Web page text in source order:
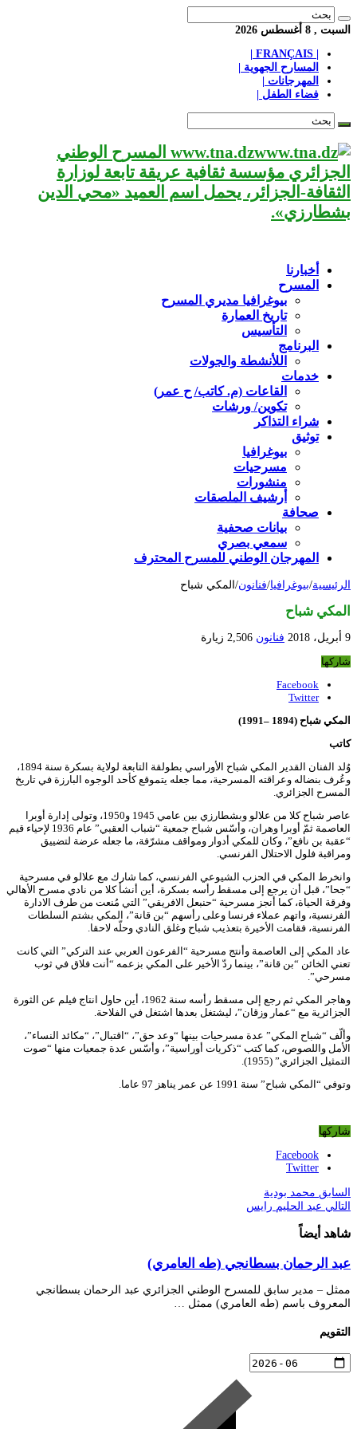
السبت , 8 أغسطس 2026
المسارح الجهوية |
المهرجانات |
فضاء الطفل |
www.tna.dz المسرح الوطني
الجزائري مؤسسة ثقافية عريقة تابعة لوزارة
الثقافة-الجزائر، يحمل اسم العميد «محي الدين
بشطارزي».
أخبارنا
المسرح
بيوغرافيا مديري المسرح
تاريخ العمارة
التأسيس
البرنامج
اللأنشطة والجولات
خدمات
القاعات (م. كاتب/ ح عمر)
تكوين/ ورشات
شراء التذاكر
توثيق
بيوغرافيا
مسرحيات
منشورات
أرشيف الملصقات
صحافة
بيانات صحفية
سمعي بصري
المهرجان الوطني للمسرح المحترف
الرئيسية/بيوغرافيا/فنانون/ المكي شباح
المكي شباح
9 أبريل، 2018 فنانون 2,506 زيارة
شاركها
Facebook
Twitter
المكي شباح (1894 –1991)
كاتب
وُلد الفنان القدير المكي شباح الأوراسي بطولقة التابعة لولاية بسكرة سنة 1894،
وعُرف بنضاله وعراقته المسرحية، مما جعله يتموقع كأحد الوجوه البارزة في تاريخ
المسرح الجزائري.
عاصر شباح كلا من علالو وبشطارزي بين عامي 1945 و1950، وتولى إدارة أوبرا
العاصمة ثمّ أوبرا وهران، وأسّس شباح جمعية “شباب العقبي” عام 1936 لإحياء قيم
“عقبة بن نافع”، وكان للمكي أدوار ومواقف مشرّفة، ما جعله عرضة لتضييق
ومراقبة فلول الاحتلال الفرنسي.
وانخرط المكي في الحزب الشيوعي الفرنسي، كما شارك مع علالو في مسرحية
“جحا”، قبل أن يرجع إلى مسقط رأسه بسكرة، أين أنشأ كلا من نادي مسرح الأهالي
وفرقة الحياة، كما أنجز مسرحية “حنبعل الافريقي” التي مُنعت من طرف الادارة
الفرنسية، واتهم عملاء فرنسا وعلى رأسهم “بن قانة”، المكي بشتم السلطات
الفرنسية، فقامت الأخيرة بتعذيب شباح وغلق النادي وحلّه لاحقا.
عاد المكي إلى العاصمة وأنتج مسرحية “الفرعون العربي عند التركي” التي كانت
تعني الخائن “بن قانة”، بينما ردّ الأخير على المكي بزعمه “أنت فلاق في ثوب
مسرحي”.
وهاجر المكي ثم رجع إلى مسقط رأسه سنة 1962، أين حاول انتاج فيلم عن الثورة
الجزائرية مع “عمار وزقان”، ليشتغل بعدها اشتغل في الفلاحة.
وألّف “شباح المكي” عدة مسرحيات بينها “وعد حق”، “اقتبال”، “مكائد النساء”،
الأمل واللصوص، كما كتب “ذكريات أوراسية”، وأسّس عدة جمعيات منها “صوت
التمثيل الجزائري” (1955).
وتوفي “المكي شباح” سنة 1991 عن عمر يناهز 97 عاما.
شاركها
Facebook
Twitter
السابق محمد بودية
التالي عبد الحليم رايس
شاهد أيضاً
عبد الرحمان بسطانجي (طه العامري)
ممثل – مدير سابق للمسرح الوطني الجزائري عبد الرحمان بسطانجي
المعروف باسم (طه العامري) ممثل …
التقويم